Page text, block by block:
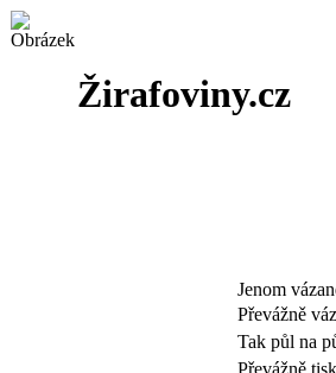
Žirafoviny.cz
Jenom
Převážně
Tak půl na
Převážně